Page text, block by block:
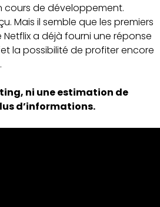
cours de développement.
Mais il semble que les premiers
a déjà fourni une réponse
la possibilité de profiter encore
ni une estimation de
d’informations.